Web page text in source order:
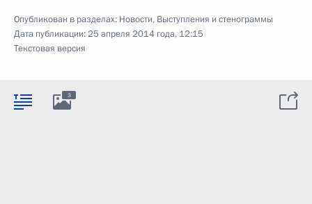
Опубликован в разделах: Новости, Выступления и стенограммы
Дата публикации:25 апреля 2014 года, 12:15
Текстовая версия
3